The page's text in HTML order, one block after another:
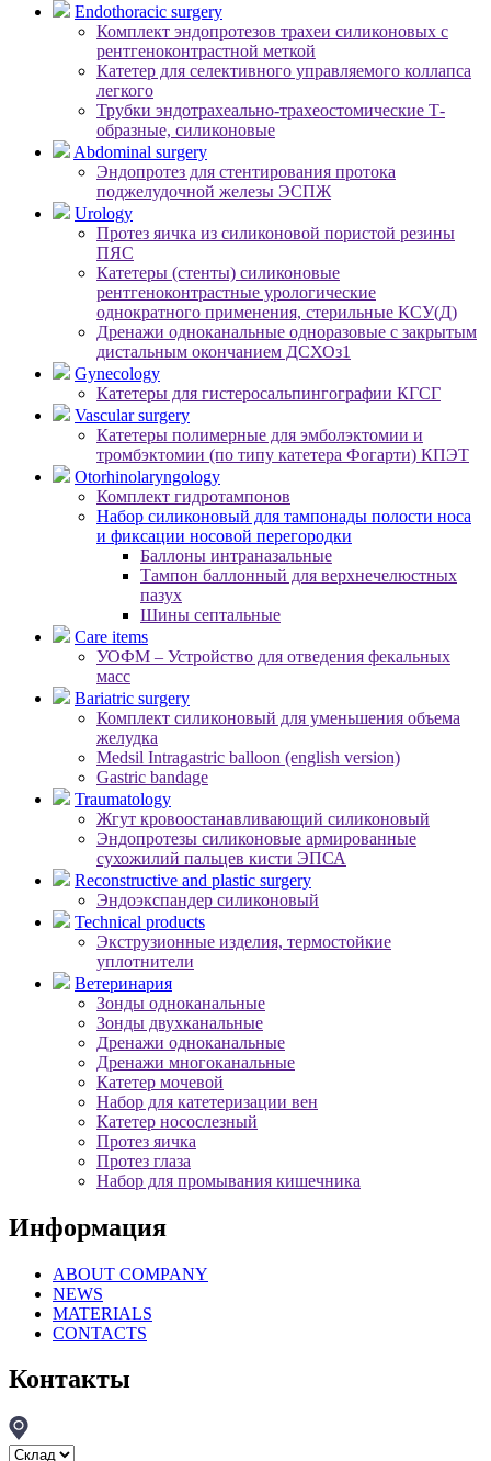
Endothoracic surgery
Комплект эндопротезов трахеи силиконовых с
рентгеноконтрастной меткой
Катетер для селективного управляемого коллапса
легкого
Трубки эндотрахеально-трахеостомические Т-
образные, силиконовые
Abdominal surgery
Эндопротез для стентирования протока
поджелудочной железы ЭСПЖ
Urology
Протез яичка из силиконовой пористой резины
ПЯС
Катетеры (стенты) силиконовые
рентгеноконтрастные урологические
однократного применения, стерильные КСУ(Д)
Дренажи одноканальные одноразовые с закрытым
дистальным окончанием ДСХОз1
Gynecology
Катетеры для гистеросальпингографии КГСГ
Vascular surgery
Катетеры полимерные для эмболэктомии и
тромбэктомии (по типу катетера Фогарти) КПЭТ
Otorhinolaryngology
Комплект гидротампонов
Набор силиконовый для тампонады полости носа
и фиксации носовой перегородки
Баллоны интраназальные
Тампон баллонный для верхнечелюстных
пазух
Шины септальные
Care items
УОФМ – Устройство для отведения фекальных
масс
Bariatric surgery
Комплект силиконовый для уменьшения объема
желудка
Medsil Intragastric balloon (english version)
Gastric bandage
Traumatology
Жгут кровоостанавливающий силиконовый
Эндопротезы силиконовые армированные
сухожилий пальцев кисти ЭПСА
Reconstructive and plastic surgery
Эндоэкспандер силиконовый
Technical products
Экструзионные изделия, термостойкие
уплотнители
Ветеринария
Зонды одноканальные
Зонды двухканальные
Дренажи одноканальные
Дренажи многоканальные
Катетер мочевой
Набор для катетеризации вен
Катетер носослезный
Протез яичка
Протез глаза
Набор для промывания кишечника
Информация
ABOUT COMPANY
NEWS
MATERIALS
CONTACTS
Контакты